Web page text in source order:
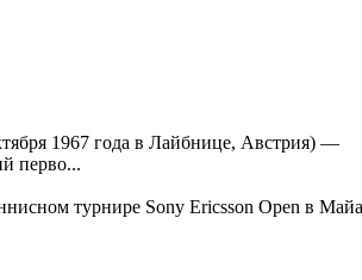
1967 года в Лайбнице, Австрия) —
перво...
турнире Sony Ericsson Open в